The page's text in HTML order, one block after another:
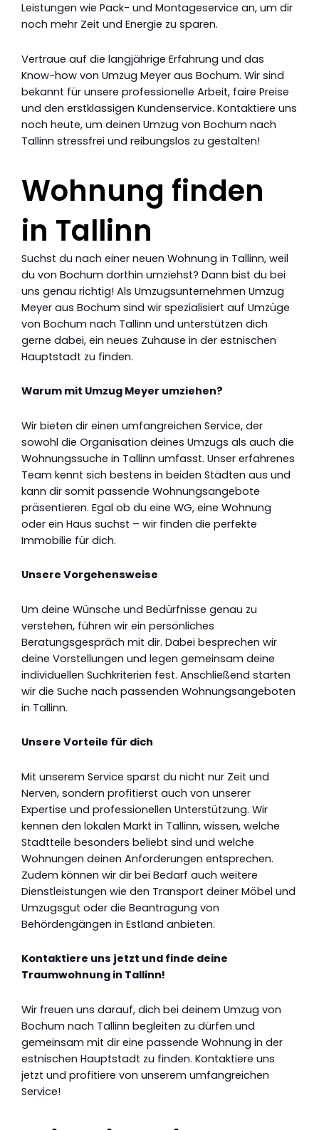
Leistungen wie Pack- und Montageservice an, um dir
noch mehr Zeit und Energie zu sparen.
Vertraue auf die langjährige Erfahrung und das
Know-how von Umzug Meyer aus Bochum. Wir sind
bekannt für unsere professionelle Arbeit, faire Preise
und den erstklassigen Kundenservice. Kontaktiere uns
noch heute, um deinen Umzug von Bochum nach
Tallinn stressfrei und reibungslos zu gestalten!
Wohnung finden
in Tallinn
Suchst du nach einer neuen Wohnung in Tallinn, weil
du von Bochum dorthin umziehst? Dann bist du bei
uns genau richtig! Als Umzugsunternehmen Umzug
Meyer aus Bochum sind wir spezialisiert auf Umzüge
von Bochum nach Tallinn und unterstützen dich
gerne dabei, ein neues Zuhause in der estnischen
Hauptstadt zu finden.
Warum mit Umzug Meyer umziehen?
Wir bieten dir einen umfangreichen Service, der
sowohl die Organisation deines Umzugs als auch die
Wohnungssuche in Tallinn umfasst. Unser erfahrenes
Team kennt sich bestens in beiden Städten aus und
kann dir somit passende Wohnungsangebote
präsentieren. Egal ob du eine WG, eine Wohnung
oder ein Haus suchst – wir finden die perfekte
Immobilie für dich.
Unsere Vorgehensweise
Um deine Wünsche und Bedürfnisse genau zu
verstehen, führen wir ein persönliches
Beratungsgespräch mit dir. Dabei besprechen wir
deine Vorstellungen und legen gemeinsam deine
individuellen Suchkriterien fest. Anschließend starten
wir die Suche nach passenden Wohnungsangeboten
in Tallinn.
Unsere Vorteile für dich
Mit unserem Service sparst du nicht nur Zeit und
Nerven, sondern profitierst auch von unserer
Expertise und professionellen Unterstützung. Wir
kennen den lokalen Markt in Tallinn, wissen, welche
Stadtteile besonders beliebt sind und welche
Wohnungen deinen Anforderungen entsprechen.
Zudem können wir dir bei Bedarf auch weitere
Dienstleistungen wie den Transport deiner Möbel und
Umzugsgut oder die Beantragung von
Behördengängen in Estland anbieten.
Kontaktiere uns jetzt und finde deine
Traumwohnung in Tallinn!
Wir freuen uns darauf, dich bei deinem Umzug von
Bochum nach Tallinn begleiten zu dürfen und
gemeinsam mit dir eine passende Wohnung in der
estnischen Hauptstadt zu finden. Kontaktiere uns
jetzt und profitiere von unserem umfangreichen
Service!